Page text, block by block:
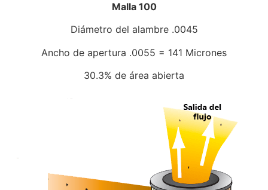
Malla 100
Diámetro del alambre .0045
Ancho de apertura .0055 = 141 Micrones
30.3% de área abierta